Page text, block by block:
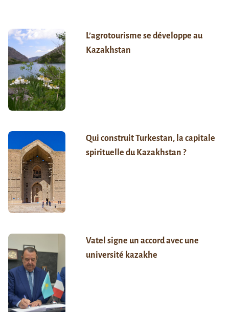
L’agrotourisme se développe au
Kazakhstan
Qui construit Turkestan, la capitale
spirituelle du Kazakhstan ?
Vatel signe un accord avec une
université kazakhe